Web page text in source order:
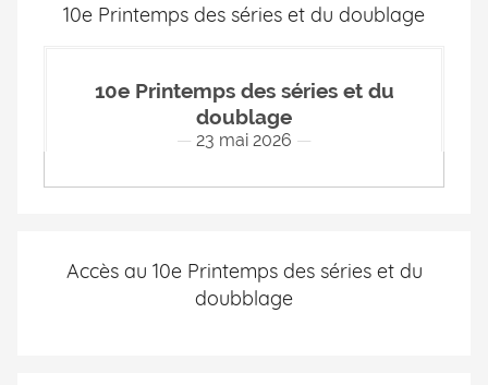
10e Printemps des séries et du doublage
10e Printemps des séries et du
doublage
23 mai 2026
Accès au 10e Printemps des séries et du
doubblage